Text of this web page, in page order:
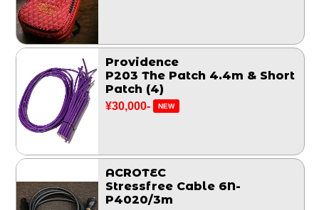
Providence
P203 The Patch 4.4m & Short
Patch (4)
¥30,000- NEW
ACROTEC
Stressfree Cable 6N-
P4020/3m